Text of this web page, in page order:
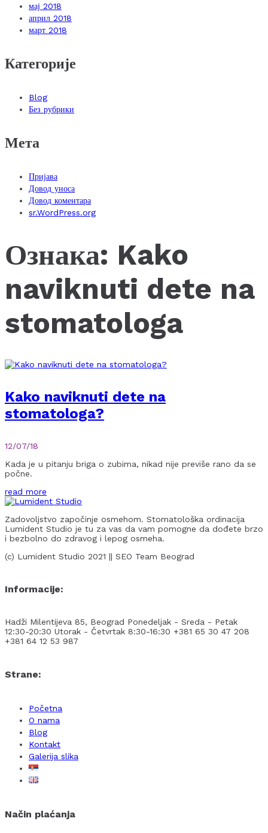
мај 2018
април 2018
март 2018
Категорије
Blog
Без рубрики
Мета
Пријава
Довод уноса
Довод коментара
sr.WordPress.org
Ознака: Kako
naviknuti dete na
stomatologa
Kako naviknuti dete na
stomatologa?
12/07/18
Kada je u pitanju briga o zubima, nikad nije previše rano da se
počne.
read more
Zadovoljstvo započinje osmehom. Stomatološka ordinacija
Lumident Studio je tu za vas da vam pomogne da dođete brzo
i bezbolno do zdravog i lepog osmeha.
(c) Lumident Studio 2021 || SEO Team Beograd
Informacije:
Hadži Milentijeva 85, Beograd Ponedeljak - Sreda - Petak
12:30-20:30 Utorak - Četvrtak 8:30-16:30 +381 65 30 47 208
+381 64 12 53 987
Strane:
Početna
O nama
Blog
Kontakt
Galerija slika
Način plaćanja